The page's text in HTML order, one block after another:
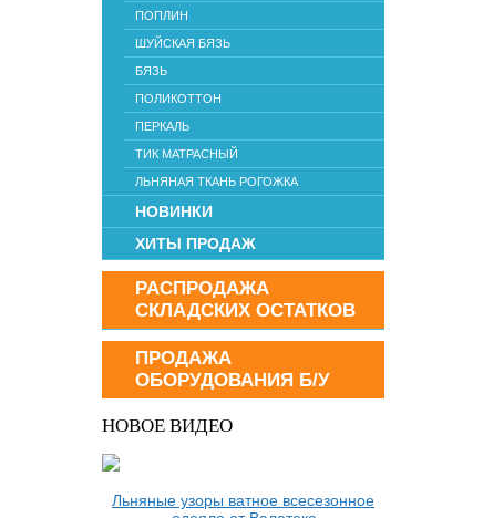
ПОПЛИН
ШУЙСКАЯ БЯЗЬ
БЯЗЬ
ПОЛИКОТТОН
ПЕРКАЛЬ
ТИК МАТРАСНЫЙ
ЛЬНЯНАЯ ТКАНЬ РОГОЖКА
НОВИНКИ
ХИТЫ ПРОДАЖ
РАСПРОДАЖА
СКЛАДСКИХ ОСТАТКОВ
ПРОДАЖА
ОБОРУДОВАНИЯ Б/У
НОВОЕ ВИДЕО
Льняные узоры ватное всесезонное